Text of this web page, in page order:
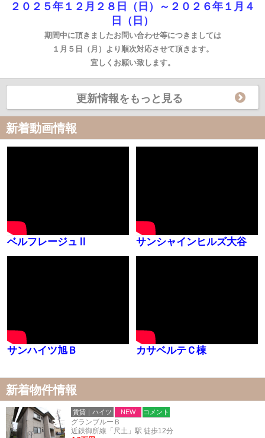
２０２５年１２月２８日（日）～２０２６年１月４
日（日）
期間中に頂きましたお問い合わせ等につきましては
１月５日（月）より順次対応させて頂きます。
宜しくお願い致します。
更新情報をもっと見る
新着動画情報
ベルフレージュⅡ サンシャインヒルズ大谷
サンハイツ旭Ｂ カサベルテＣ棟
新着物件情報
賃貸｜ハイツ NEW コメント
グランブルーＢ
近鉄御所線「尺土」駅 徒歩12分